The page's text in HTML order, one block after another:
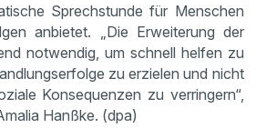
Sprechstunde für Menschen
anbietet. „Die Erweiterung der
notwendig, um schnell helfen zu
zu erzielen und nicht
Konsequenzen zu verringern“,
Hanßke. (dpa)